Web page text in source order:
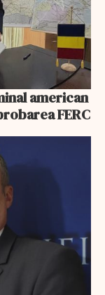
american
FERC